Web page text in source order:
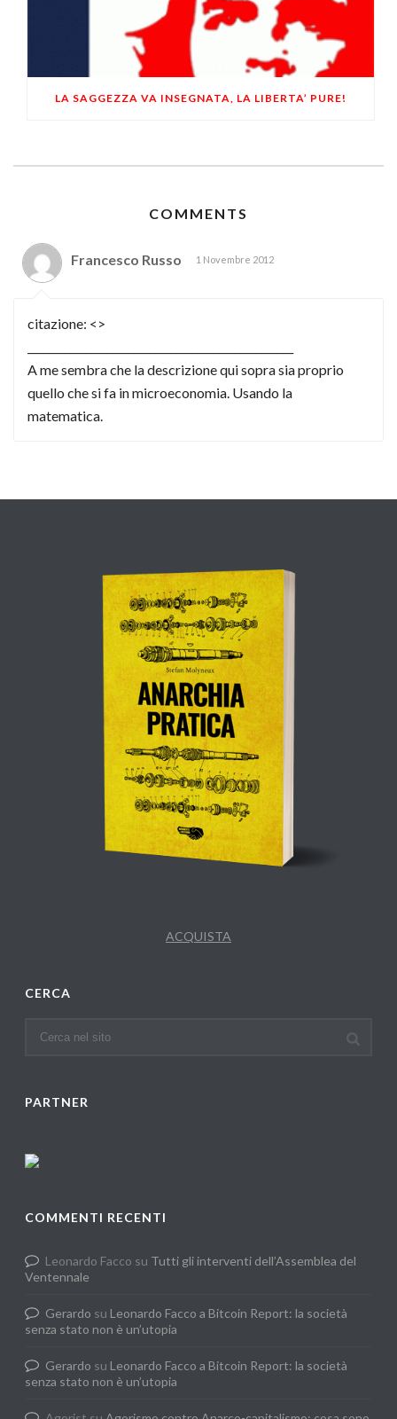
LA SAGGEZZA VA INSEGNATA, LA LIBERTA’ PURE!
COMMENTS
Francesco Russo 1 Novembre 2012
citazione: <>
A me sembra che la descrizione qui sopra sia proprio
quello che si fa in microeconomia. Usando la
matematica.
ACQUISTA
CERCA
PARTNER
COMMENTI RECENTI
Leonardo Facco su Tutti gli interventi dell’Assemblea del
Ventennale
Gerardo su Leonardo Facco a Bitcoin Report: la società
senza stato non è un’utopia
Gerardo su Leonardo Facco a Bitcoin Report: la società
senza stato non è un’utopia